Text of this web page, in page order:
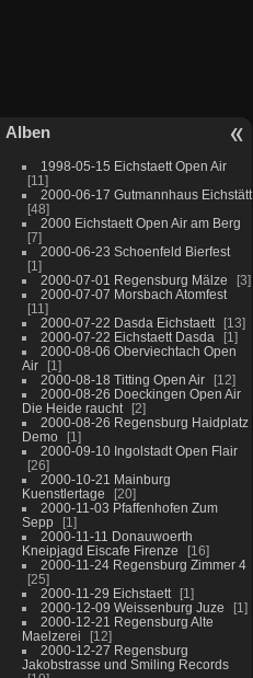
Alben
1998-05-15 Eichstaett Open Air
11
2000-06-17 Gutmannhaus Eichstätt
48
2000 Eichstaett Open Air am Berg
7
2000-06-23 Schoenfeld Bierfest
1
2000-07-01 Regensburg Mälze
3
2000-07-07 Morsbach Atomfest
11
2000-07-22 Dasda Eichstaett
13
2000-07-22 Eichstaett Dasda
1
2000-08-06 Oberviechtach Open
Air
1
2000-08-18 Titting Open Air
12
2000-08-26 Doeckingen Open Air
Die Heide raucht
2
2000-08-26 Regensburg Haidplatz
Demo
1
2000-09-10 Ingolstadt Open Flair
26
2000-10-21 Mainburg
Kuenstlertage
20
2000-11-03 Pfaffenhofen Zum
Sepp
1
2000-11-11 Donauwoerth
Kneipjagd Eiscafe Firenze
16
2000-11-24 Regensburg Zimmer 4
25
2000-11-29 Eichstaett
1
2000-12-09 Weissenburg Juze
1
2000-12-21 Regensburg Alte
Maelzerei
12
2000-12-27 Regensburg
Jakobstrasse und Smiling Records